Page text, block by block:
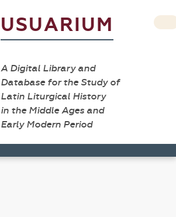
USUARIUM
A Digital Library and
Database for the Study of
Latin Liturgical History
in the Middle Ages and
Early Modern Period